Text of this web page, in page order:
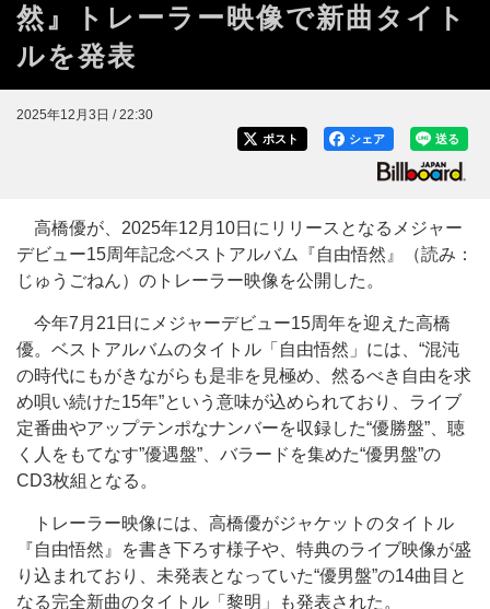
然』トレーラー映像で新曲タイト
ルを発表
2025年12月3日 / 22:30
送る
シェア
ポスト
高橋優が、2025年12月10日にリリースとなるメジャー
デビュー15周年記念ベストアルバム『自由悟然』（読み：
じゅうごねん）のトレーラー映像を公開した。
今年7月21日にメジャーデビュー15周年を迎えた高橋
優。ベストアルバムのタイトル「自由悟然」には、“混沌
の時代にもがきながらも是非を見極め、然るべき自由を求
め唄い続けた15年”という意味が込められており、ライブ
定番曲やアップテンポなナンバーを収録した“優勝盤”、聴
く人をもてなす”優遇盤”、バラードを集めた“優男盤”の
CD3枚組となる。
トレーラー映像には、高橋優がジャケットのタイトル
『自由悟然』を書き下ろす様子や、特典のライブ映像が盛
り込まれており、未発表となっていた“優男盤”の14曲目と
なる完全新曲のタイトル「黎明」も発表された。